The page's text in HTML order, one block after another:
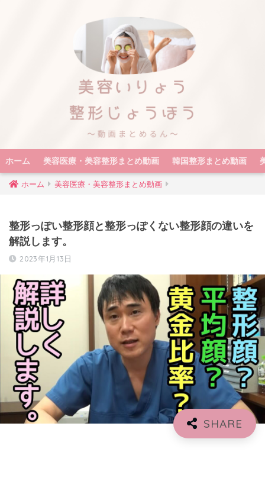
ホーム 美容医療・美容整形まとめ動画 韓国整形まとめ動画
ホーム 美容医療・美容整形まとめ動画
整形っぽい整形顔と整形っぽくない整形顔の違いを
解説します。
2023年1月13日